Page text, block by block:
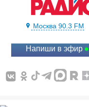
Москва 90.3 FM
Напиши в эфир